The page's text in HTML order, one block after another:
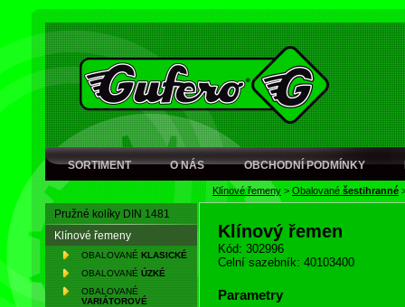
SORTIMENT O NÁS OBCHODNÍ PODMÍNKY
Klínové řemeny > Obalované šestihranné
Pružné kolíky DIN 1481
Klínové řemeny
OBALOVANÉ KLASICKÉ
OBALOVANÉ ÚZKÉ
OBALOVANÉ
VARIÁTOROVÉ
Klínový řemen
Kód: 302996
Celní sazebník: 40103400
Parametry